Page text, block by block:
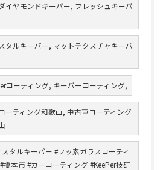
イヤモンドキーパー, フレッシュキーパ
タルキーパー, マットテクスチャキーパ
コーティング, キーパーコーティング,
ーティング和歌山, 中古車コーティング
スタルキーパー #フッ素ガラスコーティ
橋本市 #カーコーティング #KeePer技研